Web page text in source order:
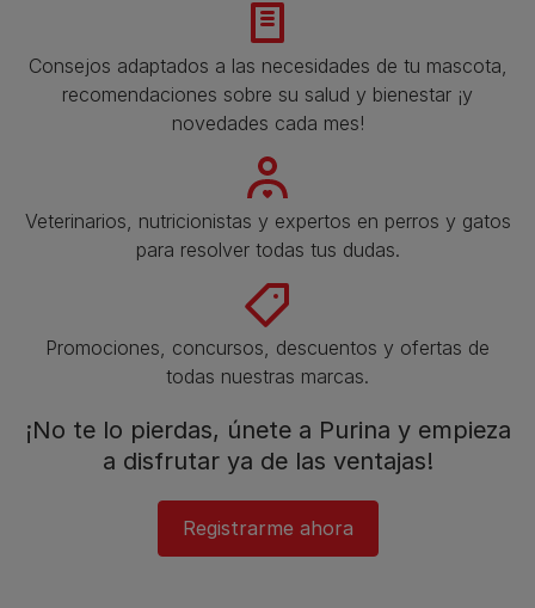
Consejos adaptados a las necesidades de tu mascota,
recomendaciones sobre su salud y bienestar ¡y
novedades cada mes!
Veterinarios, nutricionistas y expertos en perros y gatos
para resolver todas tus dudas.​
Promociones, concursos, descuentos y ofertas de
todas nuestras marcas.​
¡No te lo pierdas, únete a Purina y empieza
a disfrutar ya de las ventajas!​
Registrarme ahora​